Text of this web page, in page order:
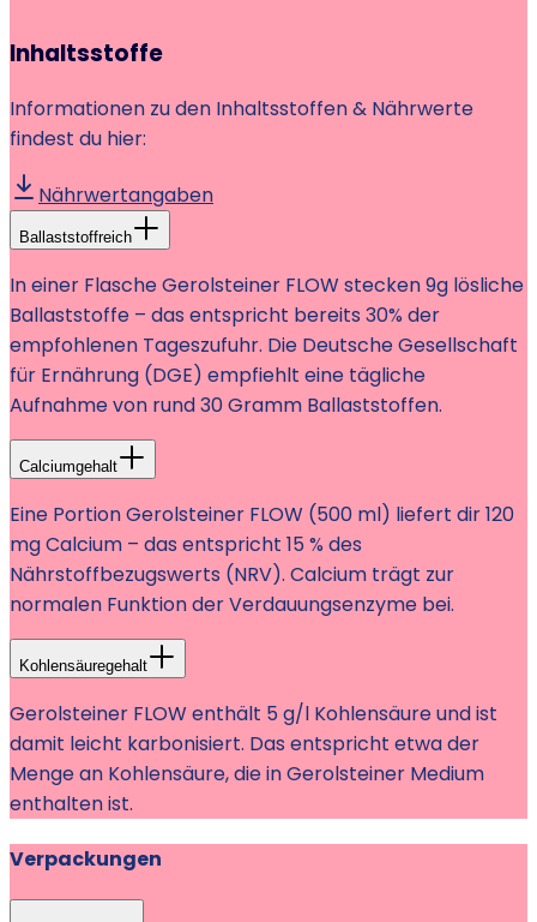
Inhaltsstoffe
Informationen zu den Inhaltsstoffen & Nährwerte
findest du hier:
Nährwertangaben
Ballaststoffreich
In einer Flasche Gerolsteiner FLOW stecken 9g lösliche
Ballaststoffe – das entspricht bereits 30% der
empfohlenen Tageszufuhr. Die Deutsche Gesellschaft
für Ernährung (DGE) empfiehlt eine tägliche
Aufnahme von rund 30 Gramm Ballaststoffen.
Calciumgehalt
Eine Portion Gerolsteiner FLOW (500 ml) liefert dir 120
mg Calcium – das entspricht 15 % des
Nährstoffbezugswerts (NRV). Calcium trägt zur
normalen Funktion der Verdauungsenzyme bei.
Kohlensäuregehalt
Gerolsteiner FLOW enthält 5 g/l Kohlensäure und ist
damit leicht karbonisiert. Das entspricht etwa der
Menge an Kohlensäure, die in Gerolsteiner Medium
enthalten ist.
Verpackungen